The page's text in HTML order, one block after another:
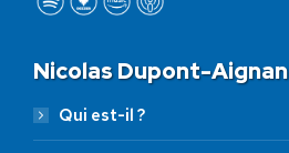
Nicolas Dupont-Aignan
Qui est-il ?